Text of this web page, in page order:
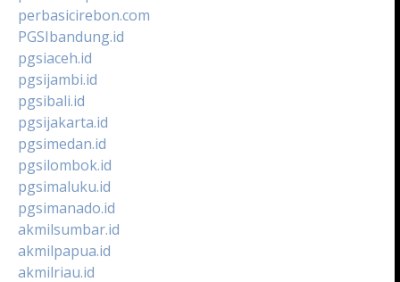
perbasicirebon.com
PGSIbandung.id
pgsiaceh.id
pgsijambi.id
pgsibali.id
pgsijakarta.id
pgsimedan.id
pgsilombok.id
pgsimaluku.id
pgsimanado.id
akmilsumbar.id
akmilpapua.id
akmilriau.id